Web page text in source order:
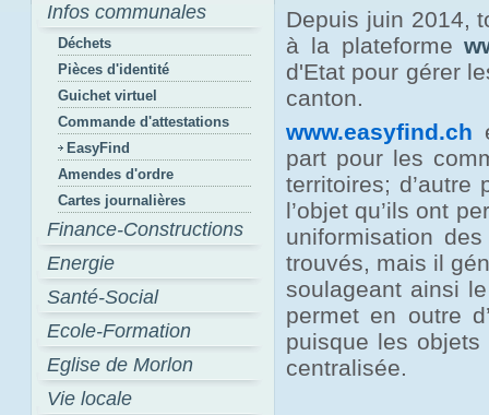
Infos communales
Déchets
Pièces d'identité
Guichet virtuel
Commande d'attestations
EasyFind
Amendes d'ordre
Cartes journalières
Finance-Constructions
Energie
Santé-Social
Ecole-Formation
Eglise de Morlon
Vie locale
Depuis juin 2014,
à la plateforme
d'Etat pour gérer
canton.
www.easyfind.ch
part pour les
territoires;
l’objet qu’ils ont
uniformisation
trouvés, mais il
soulageant ainsi
permet en outre
puisque les
centralisée.